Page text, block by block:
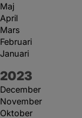
Maj
April
Mars
Februari
Januari
År:
2023
December
November
Oktober